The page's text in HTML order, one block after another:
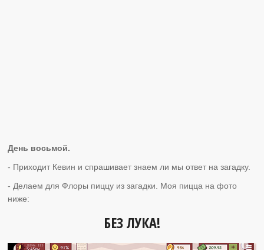
День восьмой.
- Приходит Кевин и спрашивает знаем ли мы ответ на загадку.
- Делаем для Флоры пиццу из загадки. Моя пицца на фото
ниже:
БЕЗ ЛУКА!